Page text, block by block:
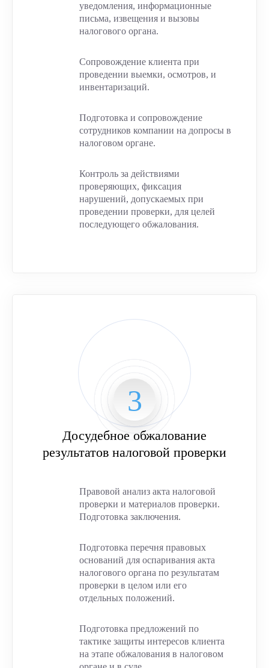
уведомления, информационные
письма, извещения и вызовы
налогового органа.
Сопровождение клиента при
проведении выемки, осмотров, и
инвентаризаций.
Подготовка и сопровождение
сотрудников компании на допросы в
налоговом органе.
Контроль за действиями
проверяющих, фиксация
нарушений, допускаемых при
проведении проверки, для целей
последующего обжалования.
Досудебное обжалование
результатов налоговой проверки
Правовой анализ акта налоговой
проверки и материалов проверки.
Подготовка заключения.
Подготовка перечня правовых
оснований для оспаривания акта
налогового органа по результатам
проверки в целом или его
отдельных положений.
Подготовка предложений по
тактике защиты интересов клиента
на этапе обжалования в налоговом